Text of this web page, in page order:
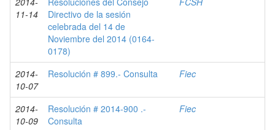
11-14
Directivo de la sesión
celebrada del 14 de
Noviembre del 2014 (0164-
0178)
2014-
10-07
Resolución # 899.- Consulta Fiec
2014-
10-09
Resolución # 2014-900 .-
Consulta
Fiec